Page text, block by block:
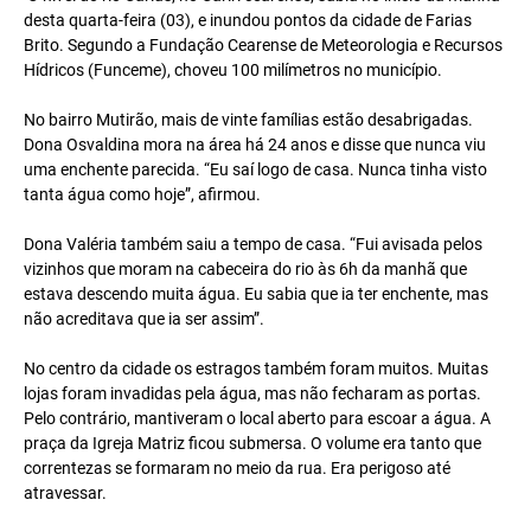
desta quarta-feira (03), e inundou pontos da cidade de Farias
Brito. Segundo a Fundação Cearense de Meteorologia e Recursos
Hídricos (Funceme), choveu 100 milímetros no município.
No bairro Mutirão, mais de vinte famílias estão desabrigadas.
Dona Osvaldina mora na área há 24 anos e disse que nunca viu
uma enchente parecida. “Eu saí logo de casa. Nunca tinha visto
tanta água como hoje”, afirmou.
Dona Valéria também saiu a tempo de casa. “Fui avisada pelos
vizinhos que moram na cabeceira do rio às 6h da manhã que
estava descendo muita água. Eu sabia que ia ter enchente, mas
não acreditava que ia ser assim”.
No centro da cidade os estragos também foram muitos. Muitas
lojas foram invadidas pela água, mas não fecharam as portas.
Pelo contrário, mantiveram o local aberto para escoar a água. A
praça da Igreja Matriz ficou submersa. O volume era tanto que
correntezas se formaram no meio da rua. Era perigoso até
atravessar.